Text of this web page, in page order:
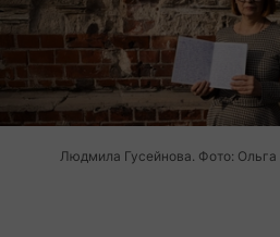
Людмила Гусейнова. Фото: